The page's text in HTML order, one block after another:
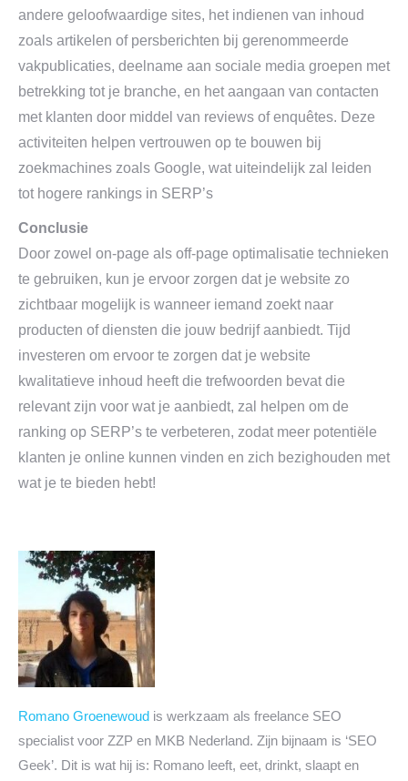
andere geloofwaardige sites, het indienen van inhoud
zoals artikelen of persberichten bij gerenommeerde
vakpublicaties, deelname aan sociale media groepen met
betrekking tot je branche, en het aangaan van contacten
met klanten door middel van reviews of enquêtes. Deze
activiteiten helpen vertrouwen op te bouwen bij
zoekmachines zoals Google, wat uiteindelijk zal leiden
tot hogere rankings in SERP’s
Conclusie
Door zowel on-page als off-page optimalisatie technieken
te gebruiken, kun je ervoor zorgen dat je website zo
zichtbaar mogelijk is wanneer iemand zoekt naar
producten of diensten die jouw bedrijf aanbiedt. Tijd
investeren om ervoor te zorgen dat je website
kwalitatieve inhoud heeft die trefwoorden bevat die
relevant zijn voor wat je aanbiedt, zal helpen om de
ranking op SERP’s te verbeteren, zodat meer potentiële
klanten je online kunnen vinden en zich bezighouden met
wat je te bieden hebt!
Romano Groenewoud is werkzaam als freelance SEO
specialist voor ZZP en MKB Nederland. Zijn bijnaam is ‘SEO
Geek’. Dit is wat hij is: Romano leeft, eet, drinkt, slaapt en